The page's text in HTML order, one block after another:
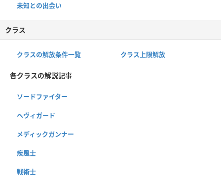
未知との出会い
クラス
クラスの解放条件一覧 クラス上限解放
各クラスの解説記事
ソードファイター
ヘヴィガード
メディックガンナー
疾風士
戦術士